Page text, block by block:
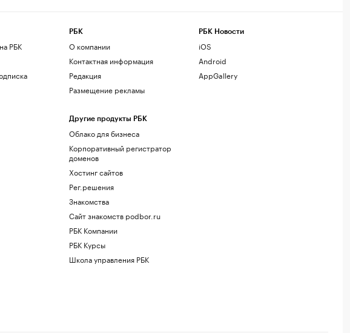
РБК
РБК
О компании
Контактная информация
Редакция
Размещение рекламы
Другие продукты РБК
Облако для бизнеса
Корпоративный регистратор
доменов
Хостинг сайтов
Рег.решения
Знакомства
Сайт знакомств podbor.ru
РБК Компании
РБК Курсы
Школа управления РБК
РБК Новости
iOS
Android
AppGallery